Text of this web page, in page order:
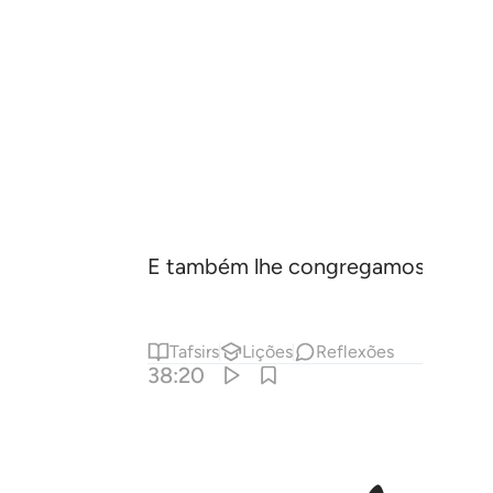
E também lhe congregamos todas
Tafsirs Lições Reflexões
38:20